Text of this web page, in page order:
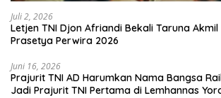
Juli 2, 2026
Letjen TNI Djon Afriandi Bekali Taruna Akmil
Prasetya Perwira 2026
Juni 16, 2026
Prajurit TNI AD Harumkan Nama Bangsa
Jadi Prajurit TNI Pertama di Lemhannas